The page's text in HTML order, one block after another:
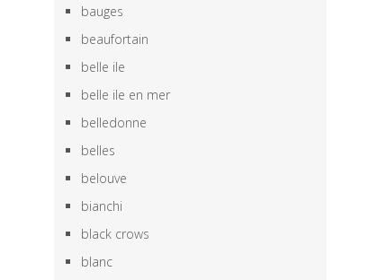
bauges
beaufortain
belle ile
belle ile en mer
belledonne
belles
belouve
bianchi
black crows
blanc